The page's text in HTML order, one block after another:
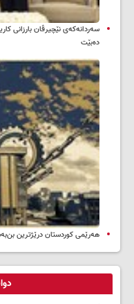
سه‌ردانه‌کەی نێچیرڤان بارزانی
ده‌بێت
هەرێمی کوردستان درێژترین